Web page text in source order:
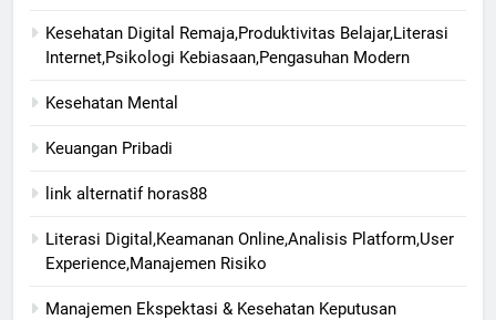
Kesehatan Digital Remaja,Produktivitas Belajar,Literasi
Internet,Psikologi Kebiasaan,Pengasuhan Modern
Kesehatan Mental
Keuangan Pribadi
link alternatif horas88
Literasi Digital,Keamanan Online,Analisis Platform,User
Experience,Manajemen Risiko
Manajemen Ekspektasi & Kesehatan Keputusan